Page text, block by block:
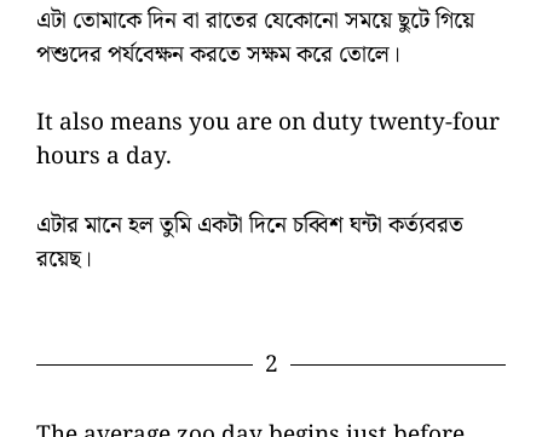
এটা তোমাকে দিন বা রাতের যেকোনো সময়ে ছুটে গিয়ে
পশুদের পর্যবেক্ষন করতে সক্ষম করে তোলে।
It also means you are on duty twenty-four
hours a day.
এটার মানে হল তুমি একটা দিনে চব্বিশ ঘন্টা কর্ত্যবরত
রয়েছ।
2